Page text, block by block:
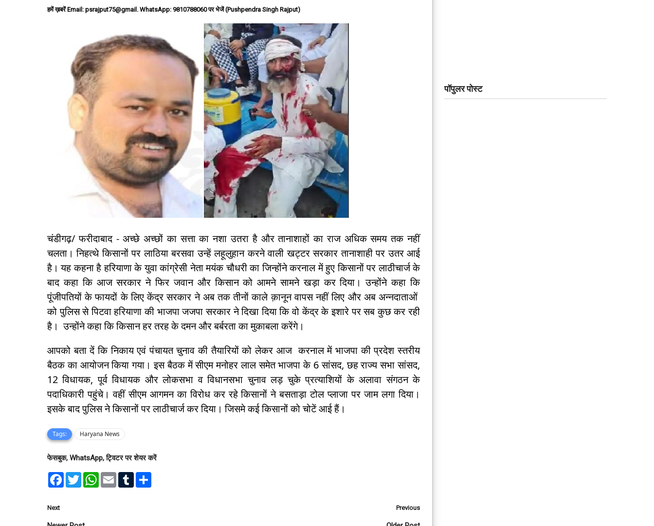
हमें ख़बरें Email: psrajput75@gmail. WhatsApp: 9810788060 पर भेजें (Pushpendra Singh Rajput)
चंडीगढ़/ फरीदाबाद - अच्छे अच्छों का सत्ता का नशा उतरा है और तानाशाहों का राज अधिक समय तक नहीं
चलता। निहत्थे किसानों पर लाठिया बरसवा उन्हें लहूलुहान करने वाली खट्टर सरकार तानाशाही पर उतर आई
है। यह कहना है हरियाणा के युवा कांग्रेसी नेता मयंक चौधरी का जिन्होंने करनाल में हुए किसानों पर लाठीचार्ज के
बाद कहा कि आज सरकार ने फिर जवान और किसान को आमने सामने खड़ा कर दिया। उन्होंने कहा कि
पूंजीपतियों के फायदों के लिए केंद्र सरकार ने अब तक तीनों काले क़ानून वापस नहीं लिए और अब अन्नदाताओं
को पुलिस से पिटवा हरियाणा की भाजपा जजपा सरकार ने दिखा दिया कि वो केंद्र के इशारे पर सब कुछ कर रही
है। उन्होंने कहा कि किसान हर तरह के दमन और बर्बरता का मुकाबला करेंगे।
आपको बता दें कि निकाय एवं पंचायत चुनाव की तैयारियों को लेकर आज करनाल में भाजपा की प्रदेश स्तरीय
बैठक का आयोजन किया गया। इस बैठक में सीएम मनोहर लाल समेत भाजपा के 6 सांसद, छह राज्य सभा सांसद,
12 विधायक, पूर्व विधायक और लोकसभा व विधानसभा चुनाव लड़ चुके प्रत्याशियों के अलावा संगठन के
पदाधिकारी पहुंचे। वहीं सीएम आगमन का विरोध कर रहे किसानों ने बसताड़ा टोल प्लाजा पर जाम लगा दिया।
इसके बाद पुलिस ने किसानों पर लाठीचार्ज कर दिया। जिसमे कई किसानों को चोटें आई हैं।
Tags: Haryana News
फेसबुक, WhatsApp, ट्विटर पर शेयर करें
F
o
T
w
r
W
E
T
Next Previous
पॉपुलर पोस्ट